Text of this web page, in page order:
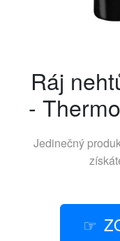
Ráj
-
Jedinečný